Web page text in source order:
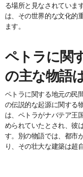
る場所と見なされていま
は、その世界的な文化的
ます。
ペトラに関
の主な物語
ペトラに関する地元の民
の伝説的な起源に関する
は、ペトラがナバテア王
められていたとされ、彼
す。別の物語では、都市
り、その壮大な建築は超